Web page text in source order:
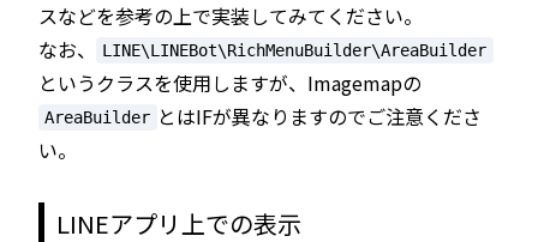
スなどを参考の上で実装してみてください。
なお、
LINE\LINEBot\RichMenuBuilder\AreaBuilder
というクラスを使用しますが、Imagemapの
AreaBuilder とはIFが異なりますのでご注意くださ
い。
LINEアプリ上での表示